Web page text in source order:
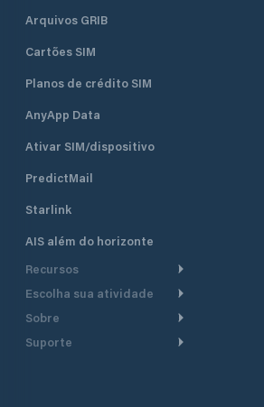
Arquivos GRIB
Cartões SIM
Planos de crédito SIM
AnyApp Data
Ativar SIM/dispositivo
PredictMail
Starlink
AIS além do horizonte
Recursos
Roteamento meteorológico
embarcações a motor
Escolha sua atividade
Cruzeiro
Lanchas
Sobre
Faça um tour
Suporte